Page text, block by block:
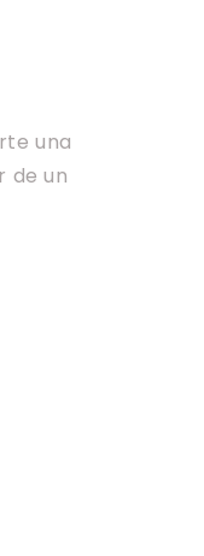
una
de un